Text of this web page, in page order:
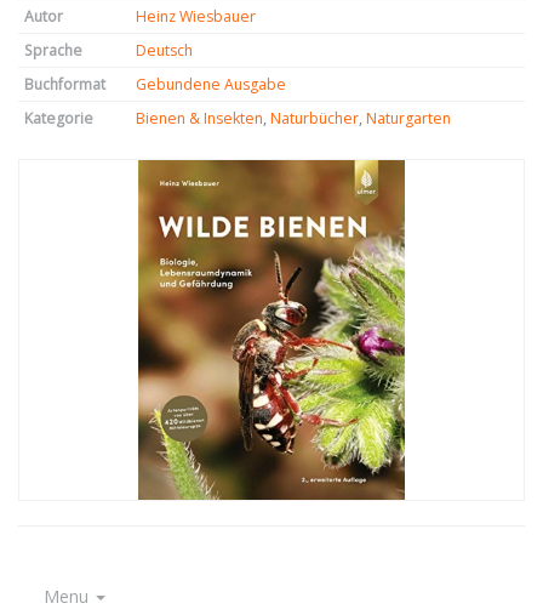
Autor
Heinz Wiesbauer
Sprache
Deutsch
Buchformat
Gebundene Ausgabe
Kategorie
Bienen & Insekten, Naturbücher, Naturgarten
Menu